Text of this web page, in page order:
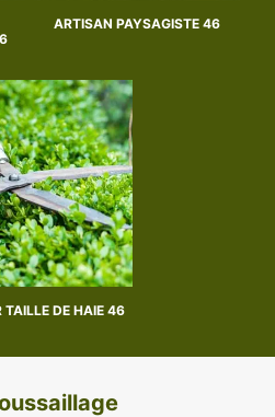
ARTISAN PAYSAGISTE 46
TAILLE DE HAIE 46